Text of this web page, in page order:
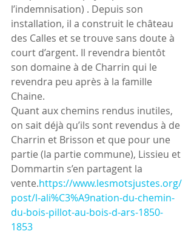
l’indemnisation) . Depuis son
installation, il a construit le château
des Calles et se trouve sans doute à
court d’argent. Il revendra bientôt
son domaine à de Charrin qui le
revendra peu après à la famille
Chaine.
Quant aux chemins rendus inutiles,
on sait déjà qu’ils sont revendus à de
Charrin et Brisson et que pour une
partie (la partie commune), Lissieu et
Dommartin s’en partagent la
vente.https://www.lesmotsjustes.org/
post/l-ali%C3%A9nation-du-chemin-
du-bois-pillot-au-bois-d-ars-1850-
1853